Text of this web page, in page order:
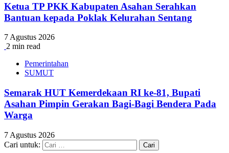
Ketua TP PKK Kabupaten Asahan Serahkan
Bantuan kepada Poklak Kelurahan Sentang
7 Agustus 2026
2 min read
Pemerintahan
SUMUT
Semarak HUT Kemerdekaan RI ke-81, Bupati
Asahan Pimpin Gerakan Bagi-Bagi Bendera Pada
Warga
7 Agustus 2026
Cari untuk: